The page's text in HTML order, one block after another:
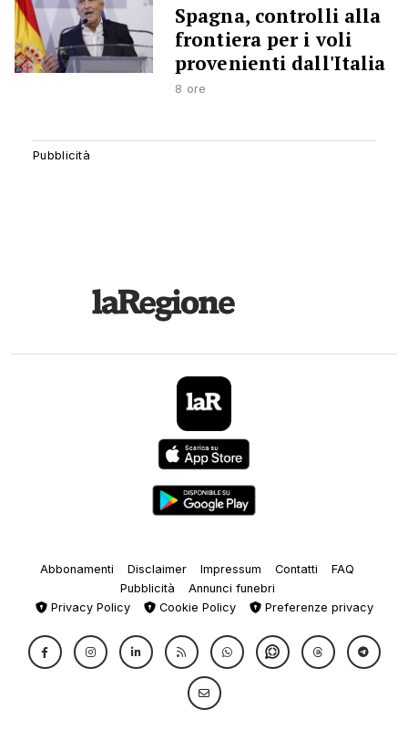
Spagna, controlli alla
frontiera per i voli
provenienti dall'Italia
8 ore
Abbonamenti Disclaimer Impressum Contatti
FAQ
Pubblicità
Annunci funebri
Privacy Policy
Cookie Policy Preferenze privacy